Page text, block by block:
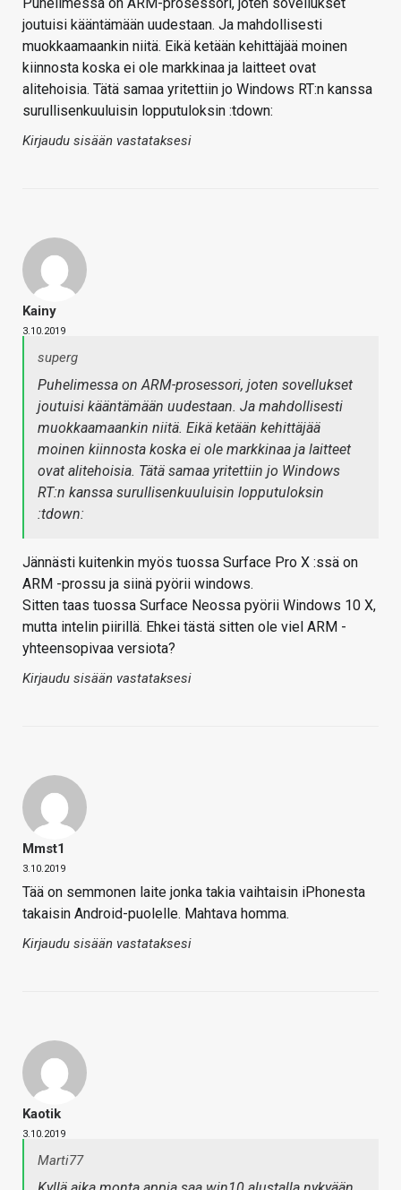
joutuisi kääntämään uudestaan. Ja mahdollisesti
muokkaamaankin niitä. Eikä ketään kehittäjää moinen
kiinnosta koska ei ole markkinaa ja laitteet ovat
alitehoisia. Tätä samaa yritettiin jo Windows RT:n kanssa
surullisenkuuluisin lopputuloksin :tdown:
Kirjaudu sisään vastataksesi
Kainy
3.10.2019
superg
Puhelimessa on ARM-prosessori, joten sovellukset
joutuisi kääntämään uudestaan. Ja mahdollisesti
muokkaamaankin niitä. Eikä ketään kehittäjää
moinen kiinnosta koska ei ole markkinaa ja laitteet
ovat alitehoisia. Tätä samaa yritettiin jo Windows
RT:n kanssa surullisenkuuluisin lopputuloksin
:tdown:
Jännästi kuitenkin myös tuossa Surface Pro X :ssä on
ARM -prossu ja siinä pyörii windows.
Sitten taas tuossa Surface Neossa pyörii Windows 10 X,
mutta intelin piirillä. Ehkei tästä sitten ole viel ARM -
yhteensopivaa versiota?
Kirjaudu sisään vastataksesi
Mmst1
3.10.2019
Tää on semmonen laite jonka takia vaihtaisin iPhonesta
takaisin Android-puolelle. Mahtava homma.
Kirjaudu sisään vastataksesi
Kaotik
3.10.2019
Marti77